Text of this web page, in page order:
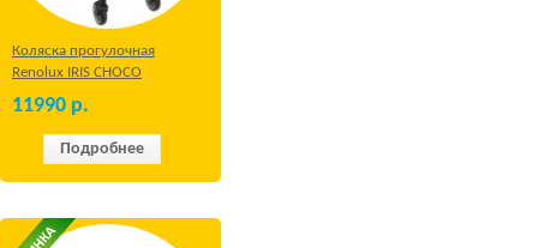
Коляска прогулочная
Renolux IRIS CHOCO
11990 р.
Подробнее